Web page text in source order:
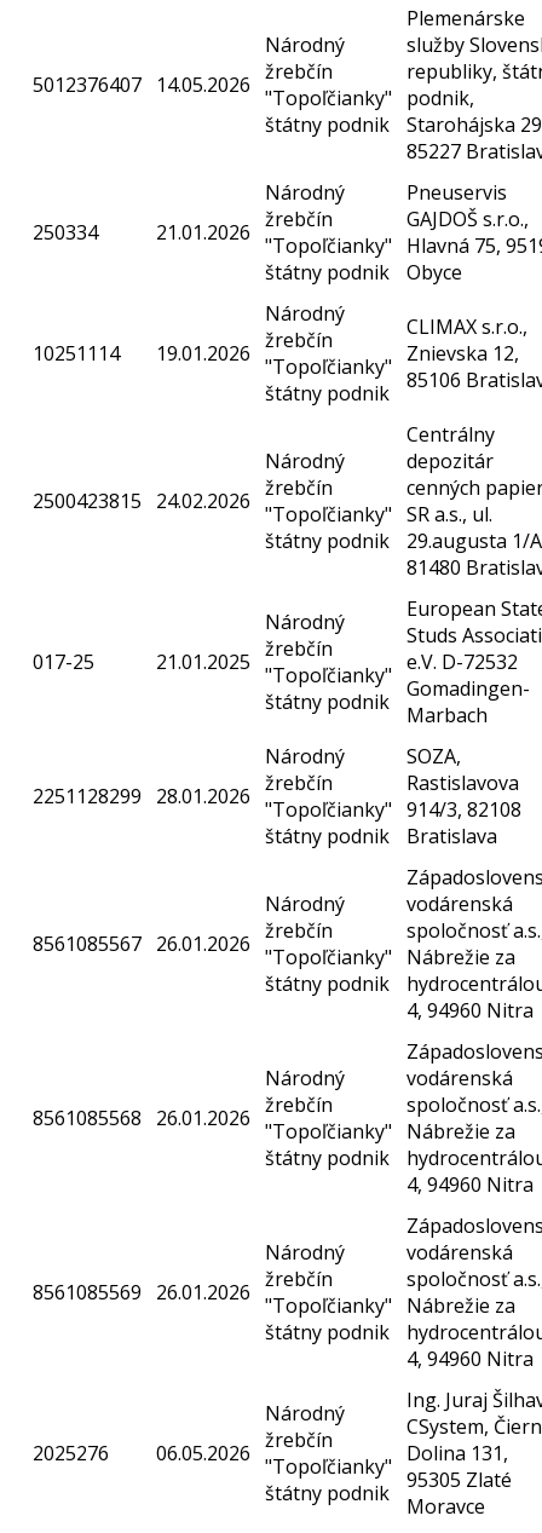
5012376407 14.05.2026
Národný
žrebčín
"Topoľčianky"
štátny podnik
Plemenárske
služby
republiky,
podnik,
Starohájska
85227
250334 21.01.2026
Národný
žrebčín
"Topoľčianky"
štátny podnik
Pneuservis
GAJDOŠ s.r.o.,
Hlavná 75,
Obyce
10251114 19.01.2026
Národný
žrebčín
"Topoľčianky"
štátny podnik
CLIMAX s.r.o.,
Znievska 12,
85106
2500423815 24.02.2026
Národný
žrebčín
"Topoľčianky"
štátny podnik
Centrálny
depozitár
cenných
SR a.s., ul.
29.augusta 1/
81480
017-25 21.01.2025
Národný
žrebčín
"Topoľčianky"
štátny podnik
European
Studs
e.V. D-72532
Gomadingen-
Marbach
2251128299 28.01.2026
Národný
žrebčín
"Topoľčianky"
štátny podnik
SOZA,
Rastislavova
914/3, 82108
Bratislava
8561085567 26.01.2026
Národný
žrebčín
"Topoľčianky"
štátny podnik
vodárenská
spoločnosť
Nábrežie za
4, 94960 Nitra
8561085568 26.01.2026
Národný
žrebčín
"Topoľčianky"
štátny podnik
vodárenská
spoločnosť
Nábrežie za
4, 94960 Nitra
8561085569 26.01.2026
Národný
žrebčín
"Topoľčianky"
štátny podnik
vodárenská
spoločnosť
Nábrežie za
4, 94960 Nitra
2025276 06.05.2026
Národný
žrebčín
"Topoľčianky"
štátny podnik
Ing. Juraj
CSystem,
Dolina 131,
95305 Zlaté
Moravce